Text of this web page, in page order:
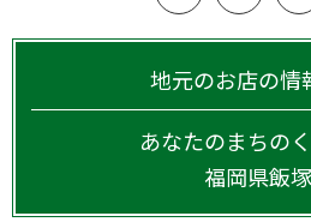
地元のお店の情
あなたのまちの
福岡県飯